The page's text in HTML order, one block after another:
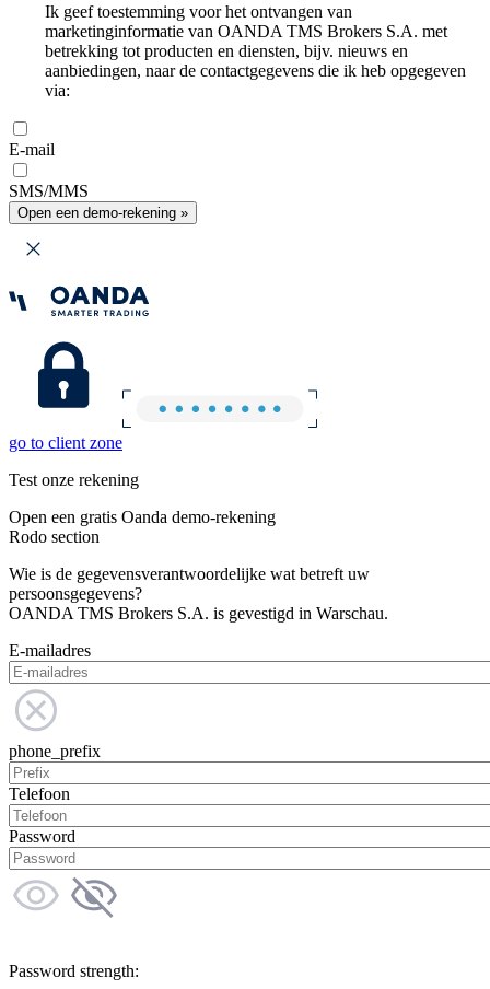
Ik geef toestemming voor het ontvangen van
marketinginformatie van OANDA TMS Brokers S.A. met
betrekking tot producten en diensten, bijv. nieuws en
aanbiedingen, naar de contactgegevens die ik heb opgegeven
via:
E-mail
SMS/MMS
Open een demo-rekening »
go to client zone
Test onze rekening
Open een gratis Oanda demo-rekening
Rodo section
Wie is de gegevensverantwoordelijke wat betreft uw
persoonsgegevens?
OANDA TMS Brokers S.A. is gevestigd in Warschau.
E-mailadres
phone_prefix
Telefoon
Password
Password strength: